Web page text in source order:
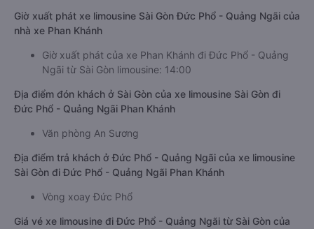
Giờ xuất phát xe limousine Sài Gòn Đức Phổ - Quảng Ngãi của
nhà xe Phan Khánh
Giờ xuất phát của xe Phan Khánh đi Đức Phổ - Quảng
Ngãi từ Sài Gòn limousine: 14:00
Địa điểm đón khách ở Sài Gòn của xe limousine Sài Gòn đi
Đức Phổ - Quảng Ngãi Phan Khánh
Văn phòng An Sương
Địa điểm trả khách ở Đức Phổ - Quảng Ngãi của xe limousine
Sài Gòn đi Đức Phổ - Quảng Ngãi Phan Khánh
Vòng xoay Đức Phổ
Giá vé xe limousine đi Đức Phổ - Quảng Ngãi từ Sài Gòn của